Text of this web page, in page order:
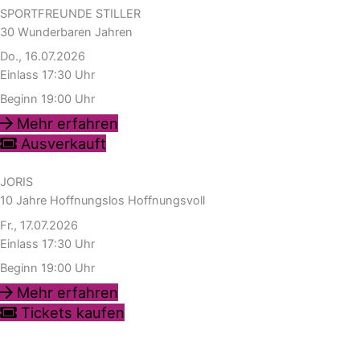
SPORTFREUNDE STILLER
30 Wunderbaren Jahren
Do., 16.07.2026
Einlass 17:30 Uhr
Beginn 19:00 Uhr
Mehr erfahren
Ausverkauft
JORIS
10 Jahre Hoffnungslos Hoffnungsvoll
Fr., 17.07.2026
Einlass 17:30 Uhr
Beginn 19:00 Uhr
Mehr erfahren
Tickets kaufen